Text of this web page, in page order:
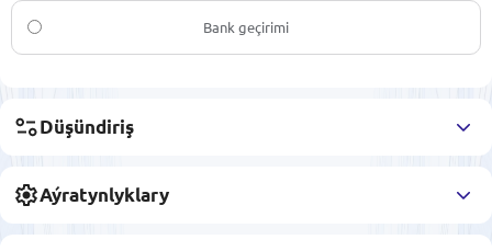
Bank geçirimi
Düşündiriş
Aýratynlyklary